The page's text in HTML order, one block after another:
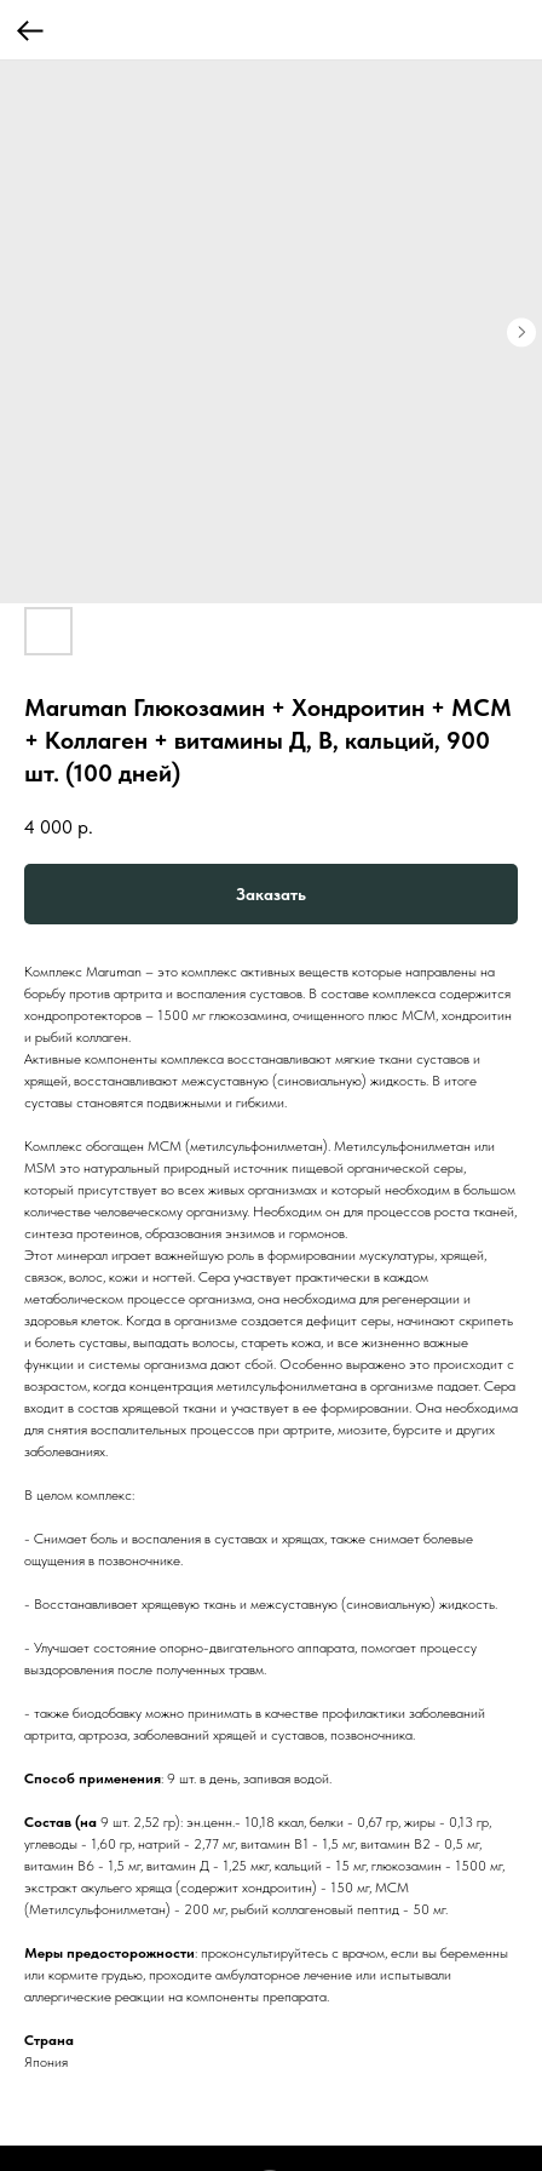
Maruman Глюкозамин + Хондроитин + МСМ
+ Коллаген + витамины Д, В, кальций, 900
шт. (100 дней)
4 000 р.
Заказать
Комплекс Maruman – это комплекс активных веществ которые направлены на
борьбу против артрита и воспаления суставов. В составе комплекса содержится
хондропротекторов – 1500 мг глюкозамина, очищенного плюс МСМ, хондроитин
и рыбий коллаген.
Активные компоненты комплекса восстанавливают мягкие ткани суставов и
хрящей, восстанавливают межсуставную (синовиальную) жидкость. В итоге
суставы становятся подвижными и гибкими.
Комплекс обогащен МСМ (метилсульфонилметан). Метилсульфонилметан или
MSM это натуральный природный источник пищевой органической серы,
который присутствует во всех живых организмах и который необходим в большом
количестве человеческому организму. Необходим он для процессов роста тканей,
синтеза протеинов, образования энзимов и гормонов.
Этот минерал играет важнейшую роль в формировании мускулатуры, хрящей,
связок, волос, кожи и ногтей. Сера участвует практически в каждом
метаболическом процессе организма, она необходима для регенерации и
здоровья клеток. Когда в организме создается дефицит серы, начинают скрипеть
и болеть суставы, выпадать волосы, стареть кожа, и все жизненно важные
функции и системы организма дают сбой. Особенно выражено это происходит с
возрастом, когда концентрация метилсульфонилметана в организме падает. Сера
входит в состав хрящевой ткани и участвует в ее формировании. Она необходима
для снятия воспалительных процессов при артрите, миозите, бурсите и других
заболеваниях.
В целом комплекс:
- Снимает боль и воспаления в суставах и хрящах, также снимает болевые
ощущения в позвоночнике.
- Восстанавливает хрящевую ткань и межсуставную (синовиальную) жидкость.
- Улучшает состояние опорно-двигательного аппарата, помогает процессу
выздоровления после полученных травм.
- также биодобавку можно принимать в качестве профилактики заболеваний
артрита, артроза, заболеваний хрящей и суставов, позвоночника.
Способ применения: 9 шт. в день, запивая водой.
Состав (на 9 шт. 2,52 гр): эн.ценн.- 10,18 ккал, белки - 0,67 гр, жиры - 0,13 гр,
углеводы - 1,60 гр, натрий - 2,77 мг, витамин В1 - 1,5 мг, витамин В2 - 0,5 мг,
витамин В6 - 1,5 мг, витамин Д - 1,25 мкг, кальций - 15 мг, глюкозамин - 1500 мг,
экстракт акульего хряща (содержит хондроитин) - 150 мг, МСМ
(Метилсульфонилметан) - 200 мг, рыбий коллагеновый пептид - 50 мг.
Меры предосторожности: проконсультируйтесь с врачом, если вы беременны
или кормите грудью, проходите амбулаторное лечение или испытывали
аллергические реакции на компоненты препарата.
Страна
Япония